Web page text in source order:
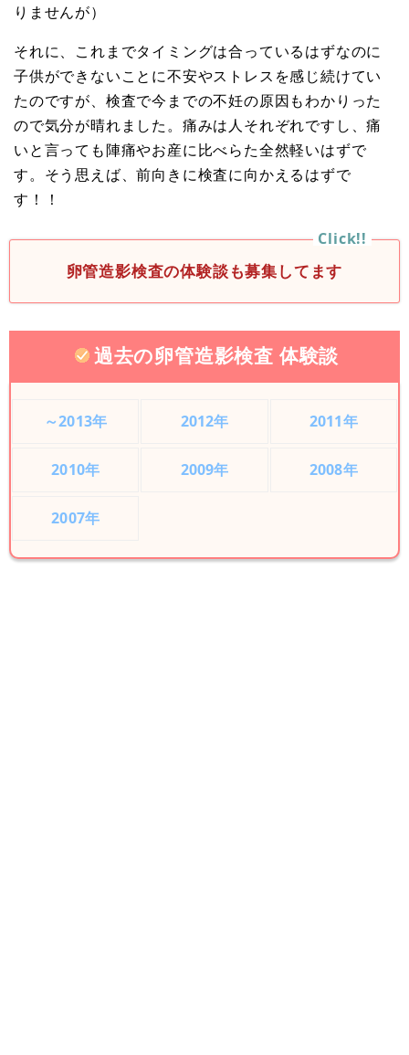
りませんが）
それに、これまでタイミングは合っているはずなのに
子供ができないことに不安やストレスを感じ続けてい
たのですが、検査で今までの不妊の原因もわかりった
ので気分が晴れました。痛みは人それぞれですし、痛
いと言っても陣痛やお産に比べらた全然軽いはずで
す。そう思えば、前向きに検査に向かえるはずで
す！！
卵管造影検査の体験談も募集してます
過去の卵管造影検査 体験談
～2013年 2012年 2011年
2010年 2009年 2008年
2007年